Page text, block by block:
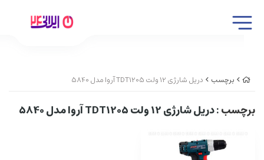
برچسب دریل شارژی 12 ولت TDT1205 آروا مدل 5840
برچسب: دریل شارژی 12 ولت TDT1205 آروا مدل 5840